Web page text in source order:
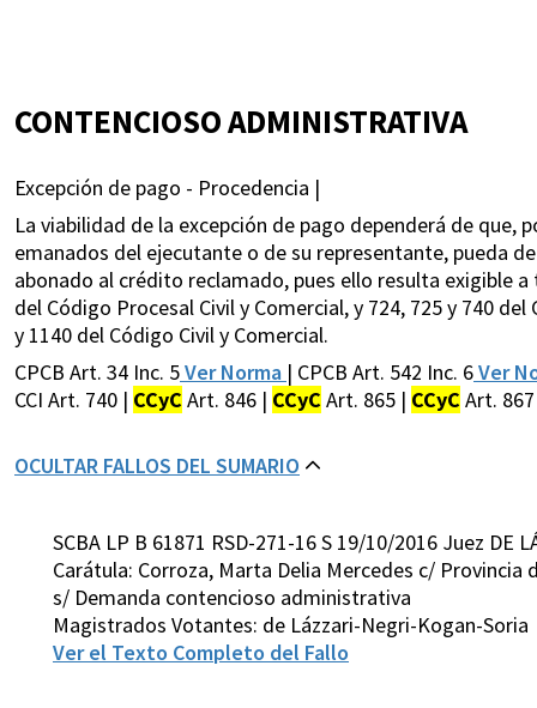
CONTENCIOSO ADMINISTRATIVA
Excepción de pago - Procedencia |
La viabilidad de la excepción de pago dependerá de
emanados del ejecutante o de su representante, pueda
abonado al crédito reclamado, pues ello resulta exigible
del Código Procesal Civil y Comercial, y 724, 725 y 740
y 1140 del Código Civil y Comercial.
CPCB Art. 34 Inc. 5Ver Norma | CPCB Art. 542 Inc. 6Ver
CCI Art. 740 | CCyC Art. 846 | CCyC Art. 865 | CCyC Art.
OCULTAR FALLOS DEL SUMARIO
SCBA LP B 61871 RSD-271-16 S 19/10/2016 Juez DE
Carátula: Corroza, Marta Delia Mercedes c/ Provincia
s/ Demanda contencioso administrativa
Magistrados Votantes: de Lázzari-Negri-Kogan-Soria
Ver el Texto Completo del Fallo